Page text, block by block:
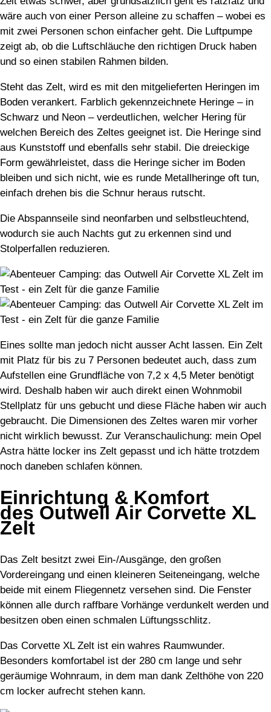
wäre auch von einer Person alleine zu schaffen – wobei es
mit zwei Personen schon einfacher geht. Die Luftpumpe
zeigt ab, ob die Luftschläuche den richtigen Druck haben
und so einen stabilen Rahmen bilden.
Steht das Zelt, wird es mit den mitgelieferten Heringen im
Boden verankert. Farblich gekennzeichnete Heringe – in
Schwarz und Neon – verdeutlichen, welcher Hering für
welchen Bereich des Zeltes geeignet ist. Die Heringe sind
aus Kunststoff und ebenfalls sehr stabil. Die dreieckige
Form gewährleistet, dass die Heringe sicher im Boden
bleiben und sich nicht, wie es runde Metallheringe oft tun,
einfach drehen bis die Schnur heraus rutscht.
Die Abspannseile sind neonfarben und selbstleuchtend,
wodurch sie auch Nachts gut zu erkennen sind und
Stolperfallen reduzieren.
Eines sollte man jedoch nicht ausser Acht lassen. Ein Zelt
mit Platz für bis zu 7 Personen bedeutet auch, dass zum
Aufstellen eine Grundfläche von 7,2 x 4,5 Meter benötigt
wird. Deshalb haben wir auch direkt einen Wohnmobil
Stellplatz für uns gebucht und diese Fläche haben wir auch
gebraucht. Die Dimensionen des Zeltes waren mir vorher
nicht wirklich bewusst. Zur Veranschaulichung: mein Opel
Astra hätte locker ins Zelt gepasst und ich hätte trotzdem
noch daneben schlafen können.
Einrichtung & Komfort
des Outwell Air Corvette XL
Zelt
Das Zelt besitzt zwei Ein-/Ausgänge, den großen
Vordereingang und einen kleineren Seiteneingang, welche
beide mit einem Fliegennetz versehen sind. Die Fenster
können alle durch raffbare Vorhänge verdunkelt werden und
besitzen oben einen schmalen Lüftungsschlitz.
Das Corvette XL Zelt ist ein wahres Raumwunder.
Besonders komfortabel ist der 280 cm lange und sehr
geräumige Wohnraum, in dem man dank Zelthöhe von 220
cm locker aufrecht stehen kann.